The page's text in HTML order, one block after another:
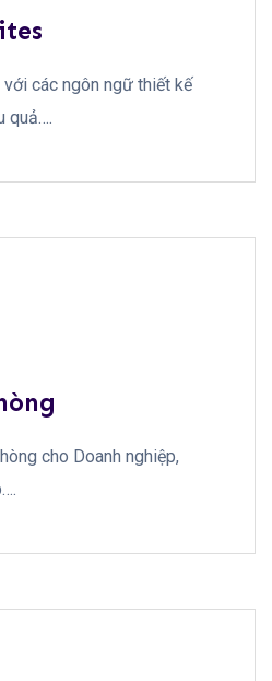
các ngôn ngữ thiết kế
quả….
cho Doanh nghiệp,